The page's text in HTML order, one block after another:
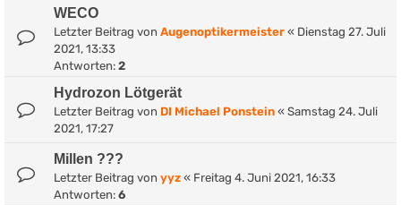
WECO
Letzter Beitrag von Augenoptikermeister « Dienstag 27. Juli
2021, 13:33
Antworten: 2
Hydrozon Lötgerät
Letzter Beitrag von DI Michael Ponstein « Samstag 24. Juli
2021, 17:27
Millen ???
Letzter Beitrag von yyz « Freitag 4. Juni 2021, 16:33
Antworten: 6